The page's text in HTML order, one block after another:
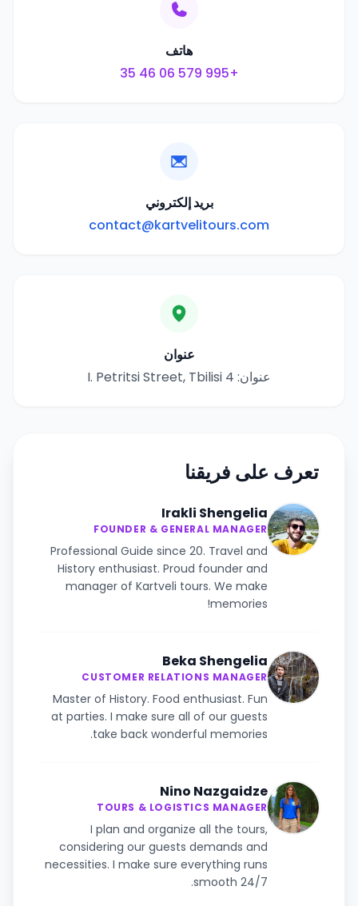
هاتف
+995 579 06 46 35
بريد إلكتروني
contact@kartvelitours.com
عنوان
عنوان: 4 I. Petritsi Street, Tbilisi
تعرف على فريقنا
Irakli Shengelia
FOUNDER & GENERAL MANAGER
Professional Guide since 20. Travel and
History enthusiast. Proud founder and
manager of Kartveli tours. We make
memories!
Beka Shengelia
CUSTOMER RELATIONS MANAGER
Master of History. Food enthusiast. Fun
at parties. I make sure all of our guests
take back wonderful memories.
Nino Nazgaidze
TOURS & LOGISTICS MANAGER
I plan and organize all the tours,
considering our guests demands and
necessities. I make sure everything runs
smooth 24/7.